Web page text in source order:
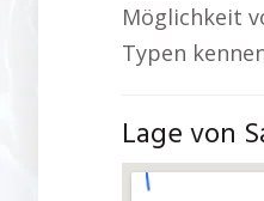
Möglichkeit
Typen
Lage von